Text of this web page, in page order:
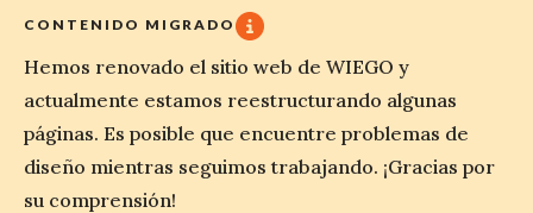
CONTENIDO MIGRADO
Hemos renovado el sitio web de WIEGO y
actualmente estamos reestructurando algunas
páginas. Es posible que encuentre problemas de
diseño mientras seguimos trabajando. ¡Gracias por
su comprensión!